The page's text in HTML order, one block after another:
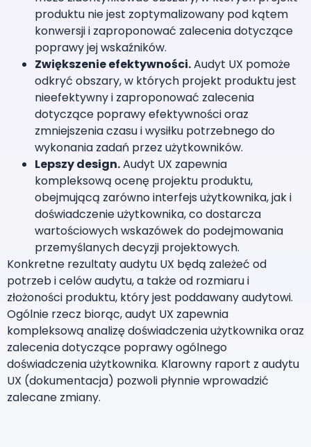
produktu nie jest zoptymalizowany pod kątem
konwersji i zaproponować zalecenia dotyczące
poprawy jej wskaźników.
Zwiększenie efektywności.Audyt UX pomoże
odkryć obszary, w których projekt produktu jest
nieefektywny i zaproponować zalecenia
dotyczące poprawy efektywności oraz
zmniejszenia czasu i wysiłku potrzebnego do
wykonania zadań przez użytkowników.
Lepszy design.Audyt UX zapewnia
kompleksową ocenę projektu produktu,
obejmującą zarówno interfejs użytkownika, jak i
doświadczenie użytkownika, co dostarcza
wartościowych wskazówek do podejmowania
przemyślanych decyzji projektowych.
Konkretne rezultaty audytu UX będą zależeć od
potrzeb i celów audytu, a także od rozmiaru i
złożoności produktu, który jest poddawany audytowi.
Ogólnie rzecz biorąc, audyt UX zapewnia
kompleksową analizę doświadczenia użytkownika oraz
zalecenia dotyczące poprawy ogólnego
doświadczenia użytkownika. Klarowny raport z audytu
UX (dokumentacja) pozwoli płynnie wprowadzić
zalecane zmiany.